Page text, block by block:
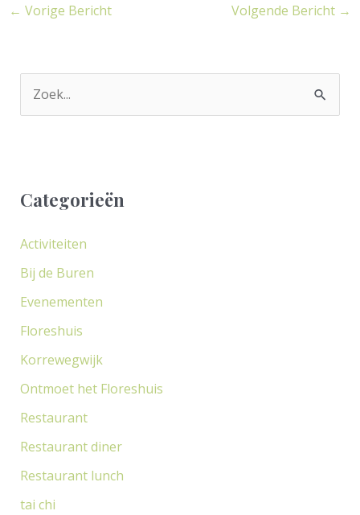
← Vorige Bericht Volgende Bericht →
n
a
r
:
Categorieën
Activiteiten
Bij de Buren
Evenementen
Floreshuis
Korrewegwijk
Ontmoet het Floreshuis
Restaurant
Restaurant diner
Restaurant lunch
tai chi